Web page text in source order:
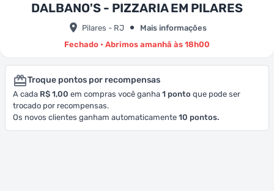
DALBANO'S - PIZZARIA EM PILARES
Pilares - RJ
Mais informações
Fechado • Abrimos amanhã às 18h00
Troque pontos por recompensas
A cada R$ 1,00 em compras você ganha 1 ponto que pode ser
trocado por recompensas.
Os novos clientes ganham automaticamente 10 pontos.